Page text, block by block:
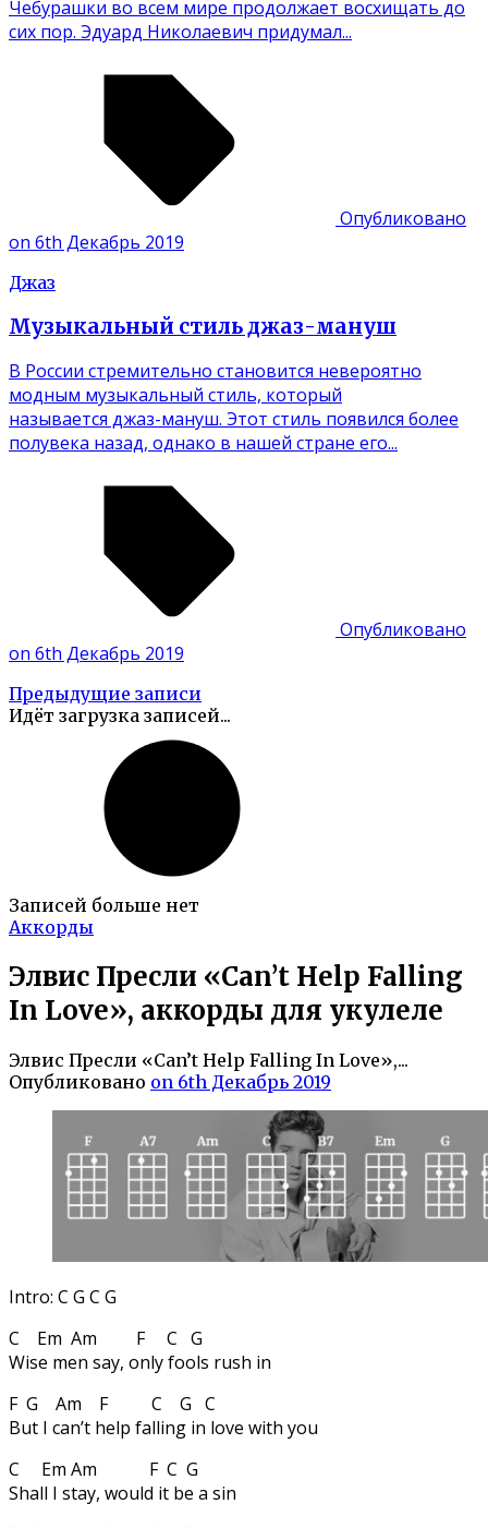
Чебурашки во всем мире продолжает восхищать до
сих пор. Эдуард Николаевич придумал...
Опубликовано
on 6th Декабрь 2019
Джаз
Музыкальный стиль джаз-мануш
В России стремительно становится невероятно
модным музыкальный стиль, который
называется джаз-мануш. Этот стиль появился более
полувека назад, однако в нашей стране его...
Опубликовано
on 6th Декабрь 2019
Предыдущие записи
Идёт загрузка записей...
Записей больше нет
Аккорды
Элвис Пресли «Can’t Help Falling
In Love», аккорды для укулеле
Элвис Пресли «Can’t Help Falling In Love»,...
Опубликовано on 6th Декабрь 2019
Intro: C G C G
C Em Am F C G
Wise men say, only fools rush in
F G Am F C G C
But I can’t help falling in love with you
C Em Am F C G
Shall I stay, would it be a sin